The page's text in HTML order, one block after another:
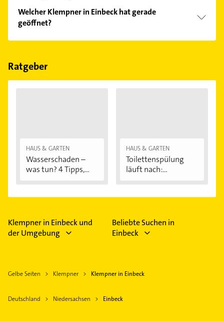
Welcher Klempner in Einbeck hat gerade
geöffnet?
Im Anbieter-Bereich finden Sie alleÖffnungszeiten.
Feiertagen abweichen können.
Ratgeber
HAUS & GARTEN
Wasserschaden –
was tun? 4 Tipps,...
HAUS & GARTEN
Toilettenspülung
läuft nach:...
Klempner in Einbeck und
der Umgebung
Beliebte Suchen in
Einbeck
Gelbe Seiten Klempner Klempner in Einbeck
Deutschland Niedersachsen Einbeck